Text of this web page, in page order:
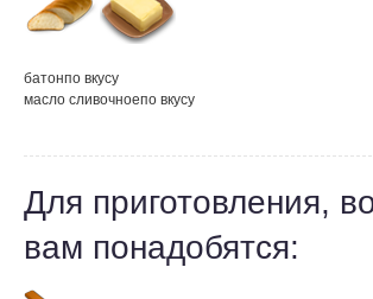
батонпо вкусу
масло сливочноепо вкусу
Для приготовления,
вам понадобятся: